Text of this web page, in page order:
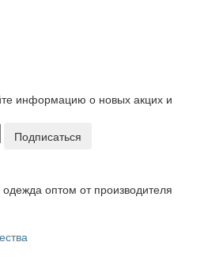
информацию о новых акцих и
одежда оптом от производителя